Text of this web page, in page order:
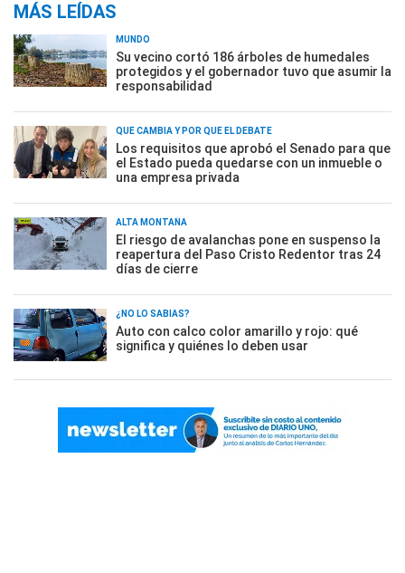
MÁS LEÍDAS
MUNDO
Su vecino cortó 186 árboles de humedales
protegidos y el gobernador tuvo que asumir la
responsabilidad
QUÉ CAMBIA Y POR QUÉ EL DEBATE
Los requisitos que aprobó el Senado para que
el Estado pueda quedarse con un inmueble o
una empresa privada
ALTA MONTAÑA
El riesgo de avalanchas pone en suspenso la
reapertura del Paso Cristo Redentor tras 24
días de cierre
¿NO LO SABÍAS?
Auto con calco color amarillo y rojo: qué
significa y quiénes lo deben usar